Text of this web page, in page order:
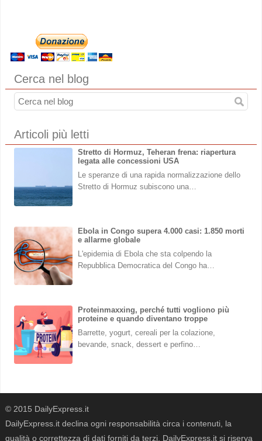
Cerca nel blog
Articoli più letti
Stretto di Hormuz, Teheran frena: riapertura
legata alle concessioni USA
Le speranze di una rapida normalizzazione dello
Stretto di Hormuz subiscono una…
Ebola in Congo supera 4.000 casi: 1.850 morti
e allarme globale
L'epidemia di Ebola che sta colpendo la
Repubblica Democratica del Congo ha…
Proteinmaxxing, perché tutti vogliono più
proteine e quando diventano troppe
Barrette, yogurt, cereali per la colazione,
bevande, snack, dessert e perfino…
© 2015 DailyExpress.it
DailyExpress.it declina ogni responsabilità circa i contenuti, la
qualità o correttezza di dati forniti da terzi. DailyExpress.it si riserva